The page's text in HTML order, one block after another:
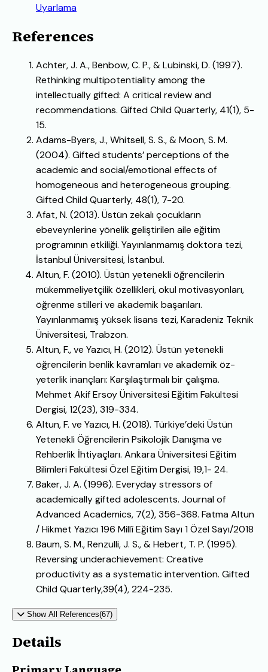
Uyarlama
References
Achter, J. A., Benbow, C. P., & Lubinski, D. (1997).
Rethinking multipotentiality among the
intellectually gifted: A critical review and
recommendations. Gifted Child Quarterly, 41(1), 5-
15.
Adams-Byers, J., Whitsell, S. S., & Moon, S. M.
(2004). Gifted students’ perceptions of the
academic and social/emotional effects of
homogeneous and heterogeneous grouping.
Gifted Child Quarterly, 48(1), 7-20.
Afat, N. (2013). Üstün zekalı çocukların
ebeveynlerine yönelik geliştirilen aile eğitim
programının etkiliği. Yayınlanmamış doktora tezi,
İstanbul Üniversitesi, İstanbul.
Altun, F. (2010). Üstün yetenekli öğrencilerin
mükemmeliyetçilik özellikleri, okul motivasyonları,
öğrenme stilleri ve akademik başarıları.
Yayınlanmamış yüksek lisans tezi, Karadeniz Teknik
Üniversitesi, Trabzon.
Altun, F., ve Yazıcı, H. (2012). Üstün yetenekli
öğrencilerin benlik kavramları ve akademik öz-
yeterlik inançları: Karşılaştırmalı bir çalışma.
Mehmet Akif Ersoy Üniversitesi Eğitim Fakültesi
Dergisi, 12(23), 319-334.
Altun, F. ve Yazıcı, H. (2018). Türkiye’deki Üstün
Yetenekli Öğrencilerin Psikolojik Danışma ve
Rehberlik İhtiyaçları. Ankara Üniversitesi Eğitim
Bilimleri Fakültesi Özel Eğitim Dergisi, 19,1- 24.
Baker, J. A. (1996). Everyday stressors of
academically gifted adolescents. Journal of
Advanced Academics, 7(2), 356-368. Fatma Altun
/ Hikmet Yazıcı 196 Millî Eğitim Sayı 1 Özel Sayı/2018
Baum, S. M., Renzulli, J. S., & Hebert, T. P. (1995).
Reversing underachievement: Creative
productivity as a systematic intervention. Gifted
Child Quarterly,39(4), 224-235.
Show All References(67)
Details